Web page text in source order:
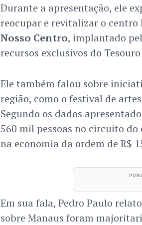
Durante a apresentação, ele
reocupar e revitalizar o
Nosso Centro, implantado
recursos exclusivos do
Ele também falou sobre
região, como o festival de
Segundo os dados
560 mil pessoas no circuito
na economia da ordem de R$
Em sua fala, Pedro Paulo
sobre Manaus foram